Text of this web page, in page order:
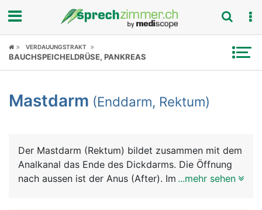
Fokus
Symptome
News
VERDAUUNGSTRAKT
BAUCHSPEICHELDRÜSE, PANKREAS
Mastdarm (Enddarm, Rektum)
Der Mastdarm (Rektum) bildet zusammen mit dem
Analkanal das Ende des Dickdarms. Die Öffnung
nach aussen ist der Anus (After). Im Mastdarm
...mehr sehen